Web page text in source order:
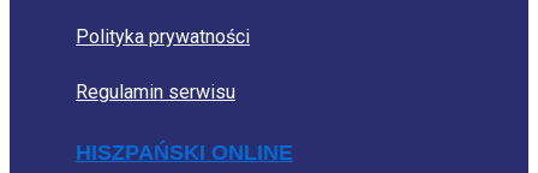
Polityka prywatności
Regulamin serwisu
HISZPAŃSKI ONLINE